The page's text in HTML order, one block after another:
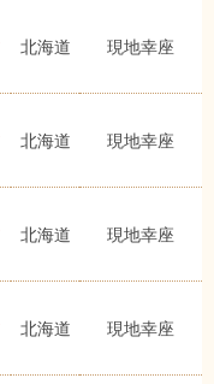
北海道 現地幸座
北海道 現地幸座
北海道 現地幸座
北海道 現地幸座